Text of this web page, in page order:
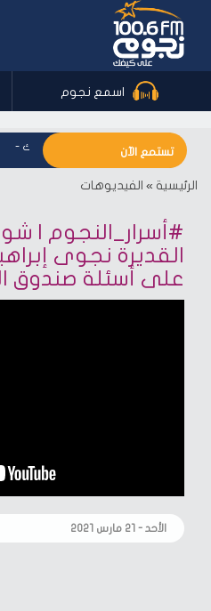
اسمع نجوم
تستمع الآن -نجوم اف ام - على كيفك
الرئيسية » الفيديوهات
#أسرار_النجوم |
القديرة نجوى
على أسئلة صندوق
الأحد - ٢١ مارس ٢٠٢١